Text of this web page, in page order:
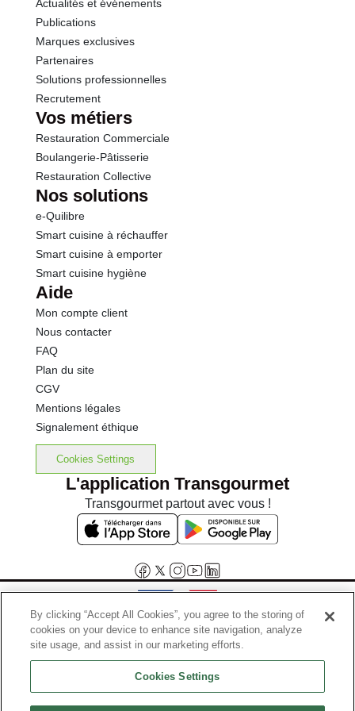
Sel
Actualités et événements
Publications
Marques exclusives
Partenaires
Solutions professionnelles
Recrutement
Vos métiers
Restauration Commerciale
Boulangerie-Pâtisserie
Restauration Collective
Nos solutions
e-Quilibre
Smart cuisine à réchauffer
Smart cuisine à emporter
Smart cuisine hygiène
Aide
Mon compte client
Nous contacter
FAQ
Plan du site
CGV
Mentions légales
Signalement éthique
Cookies Settings
L'application Transgourmet
Transgourmet partout avec vous !
Interdiction de vente de boissons alcooliques aux mineurs de
moins de 18 ans
La preuve de majorité de l'acheteur est exigée au moment de la vente
By clicking “Accept All Cookies”, you agree to the storing of
cookies on your device to enhance site navigation, analyze
site usage, and assist in our marketing efforts.
Cookies Settings